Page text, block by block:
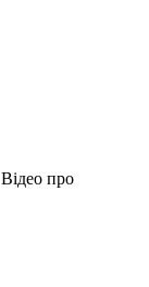
Відео про